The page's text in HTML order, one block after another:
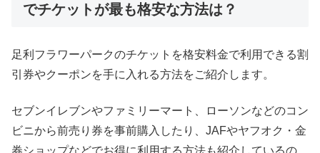
でチケットが最も格安な方法は？
足利フラワーパークのチケットを格安料金で利用できる割
引券やクーポンを手に入れる方法をご紹介します。
セブンイレブンやファミリーマート、ローソンなどのコン
ビニから前売り券を事前購入したり、JAFやヤフオク・金
券ショップなどでお得に利用する方法も紹介しているの